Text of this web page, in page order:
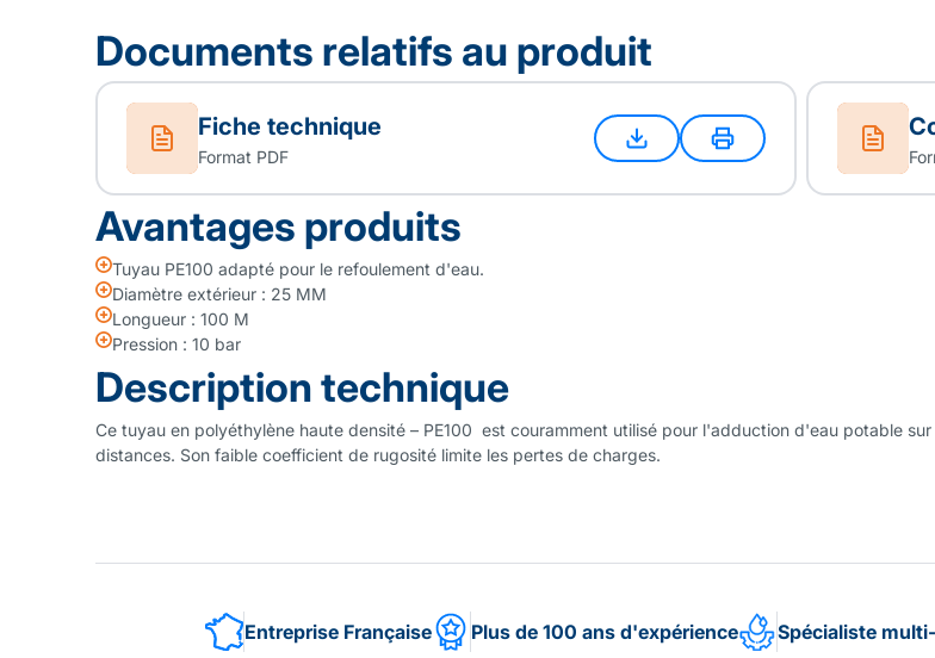
Documents relatifs au produit
Fiche technique
Format PDF
Avantages produits
Tuyau PE100 adapté pour le refoulement d'eau.
Diamètre extérieur : 25 MM
Longueur : 100 M
Pression : 10 bar
Description technique
Ce tuyau en polyéthylène haute densité – PE100 est couramment utilisé pour l'adduction d'eau potable
distances. Son faible coefficient de rugosité limite les pertes de charges.
Entreprise Française Plus de 100 ans d'expérience Spécialiste